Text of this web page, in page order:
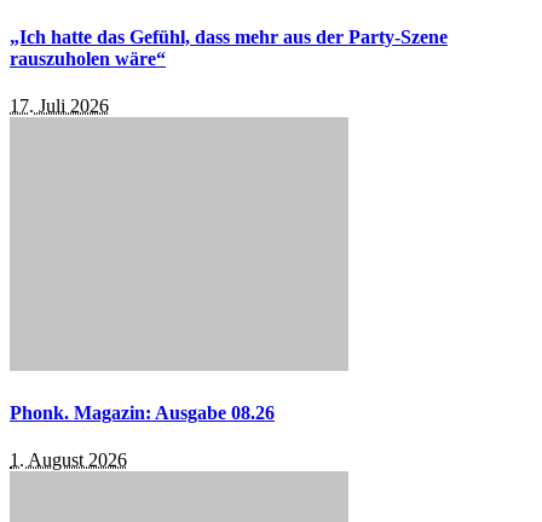
„Ich hatte das Gefühl, dass mehr aus der Party-Szene
rauszuholen wäre“
17. Juli 2026
Phonk. Magazin: Ausgabe 08.26
1. August 2026